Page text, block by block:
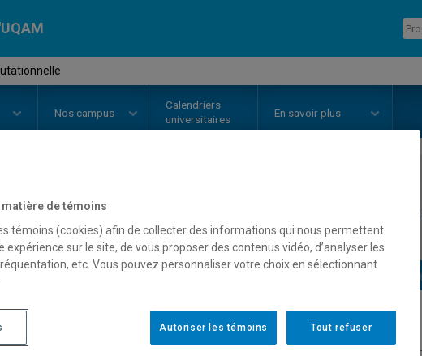
Nos campus
Calendriers
universitaires
En savoir plus
// INF9340 Logique
Horaire - Automne
de témoins
témoins (cookies) afin de collecter des informations qui nous permettent
expérience sur le site, de vous proposer des contenus vidéo, d’analyser les
etc. Vous pouvez personnaliser votre choix en sélectionnant
Tout refuser
Autoriser les témoins